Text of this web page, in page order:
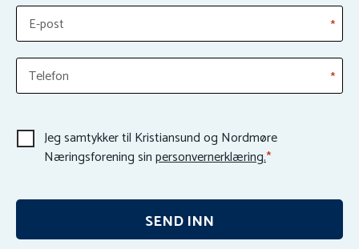
E-post *
Telefon *
Jeg samtykker til Kristiansund og Nordmøre
Næringsforening sinpersonvernerklæring.*
SEND INN